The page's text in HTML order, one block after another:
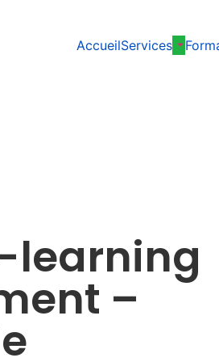
AccueilServices
learning
–